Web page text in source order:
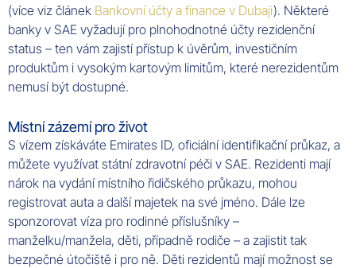
(více viz článek Bankovní účty a finance v Dubaji). Některé
banky v SAE vyžadují pro plnohodnotné účty rezidenční
status – ten vám zajistí přístup k úvěrům, investičním
produktům i vysokým kartovým limitům, které nerezidentům
nemusí být dostupné.
Místní zázemí pro život
S vízem získáváte Emirates ID, oficiální identifikační průkaz, a
můžete využívat státní zdravotní péči v SAE. Rezidenti mají
nárok na vydání místního řidičského průkazu, mohou
registrovat auta a další majetek na své jméno. Dále lze
sponzorovat víza pro rodinné příslušníky –
manželku/manžela, děti, případně rodiče – a zajistit tak
bezpečné útočiště i pro ně. Děti rezidentů mají možnost se